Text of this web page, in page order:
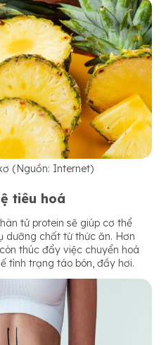
(Nguồn: Internet)
tiêu hoá
tử protein sẽ giúp cơ thể
dưỡng chất từ thức ăn. Hơn
thúc đẩy việc chuyển hoá
tình trạng táo bón, đầy hơi.